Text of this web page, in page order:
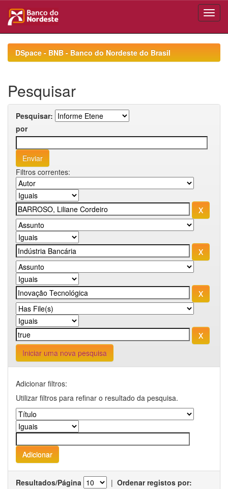
navigationDSpace - BNB - Banco do Nordeste do Brasil
Pesquisar
Pesquisar:
por
Filtros correntes:
Iniciar uma nova pesquisa
Adicionar filtros:
Utilizar filtros para refinar o resultado da pesquisa.
Resultados/Página | Ordenar registos por: